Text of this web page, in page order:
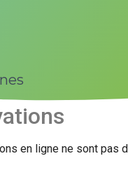
en ligne ne sont pas